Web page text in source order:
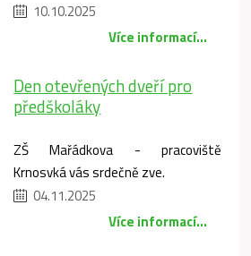
10.10.2025
Více informací...
Den otevřených dveří pro
předškoláky
ZŠ Mařádkova - pracoviště
Krnosvká vás srdečně zve.
04.11.2025
Více informací...